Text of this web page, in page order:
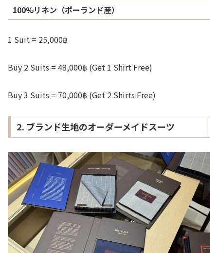
100%リネン（ポーランド産）
1 Suit = 25,000฿
Buy 2 Suits = 48,000฿ (Get 1 Shirt Free)
Buy 3 Suits = 70,000฿ (Get 2 Shirts Free)
2. ブランド生地のオーダーメイドスーツ